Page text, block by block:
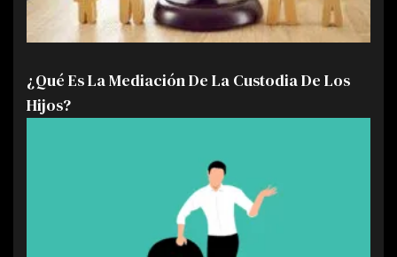
¿Qué Es La Mediación De La Custodia De Los
Hijos?